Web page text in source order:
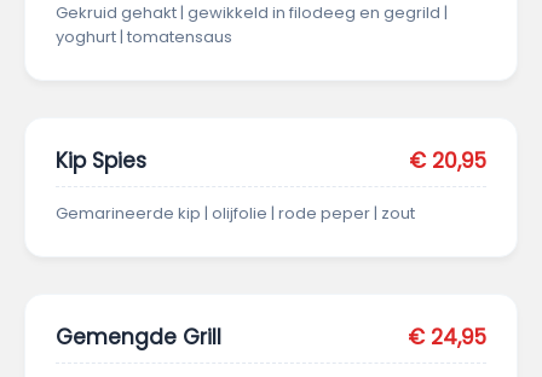
Gekruid gehakt | gewikkeld in filodeeg en gegrild |
yoghurt | tomatensaus
Kip Spies € 20,95
Gemarineerde kip | olijfolie | rode peper | zout
Gemengde Grill € 24,95